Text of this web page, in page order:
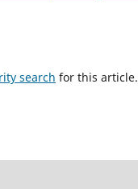
search for this article.